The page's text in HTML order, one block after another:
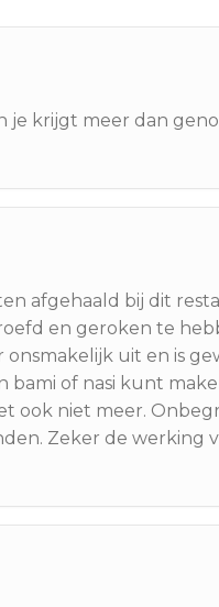
je krijgt meer dan
afgehaald bij dit
en geroken te
uit en is
of nasi kunt
ook niet meer.
Zeker de werking